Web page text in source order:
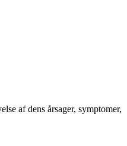
af dens årsager, symptomer,